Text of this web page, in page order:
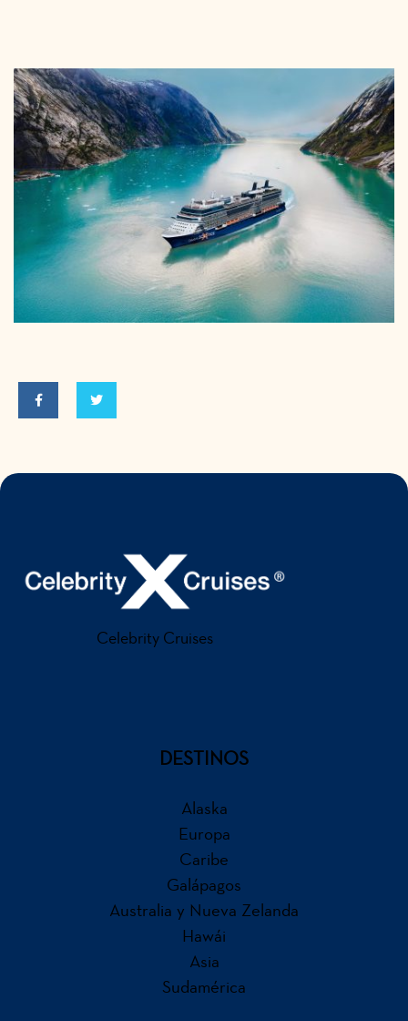
Celebrity Cruises
DESTINOS
Alaska
Europa
Caribe
Galápagos
Australia y Nueva Zelanda
Hawái
Asia
Sudamérica